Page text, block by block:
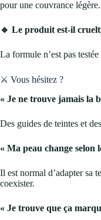
pour une couvrance légère.
🔹 Le produit est-il
La formule n’est pas
⚔️ Vous hésitez ?
« Je ne trouve jamais la
Des guides de teintes et
« Ma peau change selon
Il est normal d’adapter sa
coexister.
« Je trouve que ça